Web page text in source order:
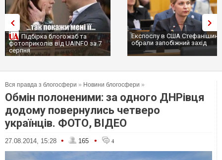
Підбірка блогожаб та
фотоприколів від UAINFO за 7
серпня
Експослу в США
обрали запобіжний захід
Вся правда з блогосфери » Новини блогосфери »
Обмін полоненими: за одного ДНРівця
додому повернулись четверо
українців. ФОТО, ВІДЕО
27.08.2014, 15:28 • 165 • 4